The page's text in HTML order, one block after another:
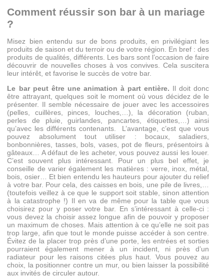
Comment réussir son bar à un mariage
?
Misez bien entendu sur de bons produits, en privilégiant les
produits de saison et du terroir ou de votre région. En bref : des
produits de qualités, différents. Les bars sont l’occasion de faire
découvrir de nouvelles choses à vos convives. Cela suscitera
leur intérêt, et favorise le succès de votre bar.
Le bar peut être une animation à part entière. Il doit donc
être attrayant, quelques soit le moment où vous décidez de le
présenter. Il semble nécessaire de jouer avec les accessoires
(pelles, cuillères, pinces, louches,…), la décoration (ruban,
perles de pluie, guirlandes, pancartes, étiquettes,…) ainsi
qu’avec les différents contenants. L’avantage, c’est que vous
pouvez absolument tout utiliser : bocaux, saladiers,
bonbonnières, tasses, bols, vases, pot de fleurs, présentoirs à
gâteaux… A défaut de les acheter, vous pouvez aussi les louer.
C’est souvent plus intéressant. Pour un plus bel effet, je
conseille de varier également les matières : verre, inox, métal,
bois, osier… Et bien entendu les hauteurs pour ajouter du relief
à votre bar. Pour cela, des caisses en bois, une pile de livres,…
(toutefois veillez à ce que le support soit stable, sinon attention
à la catastrophe !) Il en va de même pour la table que vous
choisirez pour y poser votre bar. En s’intéressant à celle-ci :
vous devez la choisir assez longue afin de pouvoir y proposer
un maximum de choses. Mais attention à ce qu’elle ne soit pas
trop large, afin que tout le monde puisse accéder à son centre.
Évitez de la placer trop près d’une porte, les entrées et sorties
pourraient également mener à un incident, ni près d’un
radiateur pour les raisons citées plus haut. Vous pouvez au
choix, la positionner contre un mur, ou bien laisser la possibilité
aux invités de circuler autour.